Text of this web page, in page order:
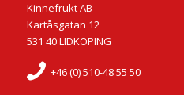
Kinnefrukt AB
Kartåsgatan 12
531 40 LIDKÖPING
+46 (0) 510-48 55 50